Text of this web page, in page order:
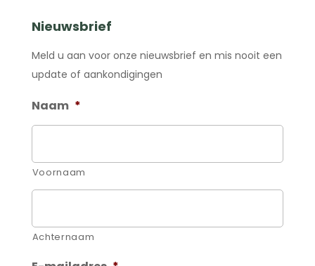
Nieuwsbrief
Meld u aan voor onze nieuwsbrief en mis nooit een
update of aankondigingen
Naam *
Voornaam
Achternaam